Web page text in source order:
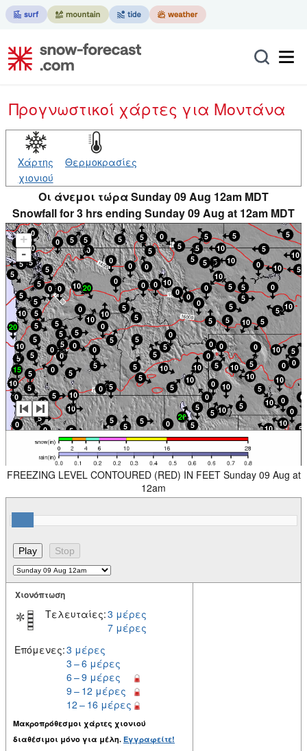
Προγνωστικοί χάρτες για Μοντάνα
Χάρτης
χιονιού
Θερμοκρασίες
Οι άνεμοι τώρα Sunday 09 Aug 12am MDT
Snowfall for 3 hrs ending Sunday 09 Aug at 12am MDT
+
-
FREEZING LEVEL CONTOURED (RED) IN FEET Sunday 09 Aug at
12am
Χιονόπτωση
Τελευταίες:3 μέρες
7 μέρες
Επόμενες:3 μέρες
3 – 6 μέρες
6 – 9 μέρες
9 – 12 μέρες
12 – 16 μέρες
Μακροπρόθεσμοι χάρτες χιονιού
διαθέσιμοι μόνο για μέλη. Εγγραφείτε!